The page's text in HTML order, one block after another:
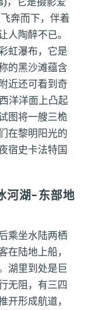
奔而下，伴着
人陶醉不已。
虹瀑布，它是
的黑沙滩蕴含
近还可看到奇
洋洋面上凸起
图将一艘三桅
在黎明阳光的
宿史卡法特国
河湖-东部地
乘坐水陆两栖
在陆地上船，
湖里到处是巨
无阻，有三四
开形成航道，